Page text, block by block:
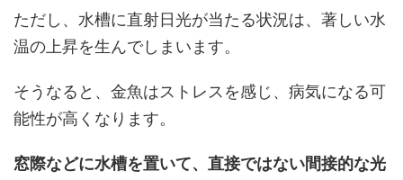
ただし、水槽に直射日光が当たる状況は、著しい水
温の上昇を生んでしまいます。
そうなると、金魚はストレスを感じ、病気になる可
能性が高くなります。
窓際などに水槽を置いて、直接ではない間接的な光